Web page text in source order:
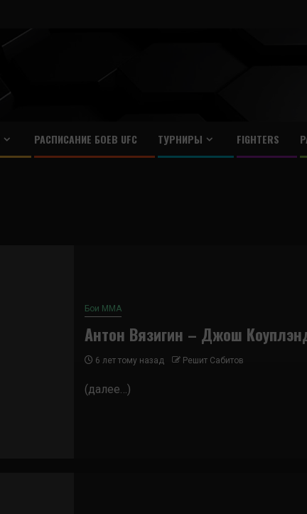
РАСПИСАНИЕ БОЕВ UFC ТУРНИРЫ FIGHTERS
Бои ММА
Антон Вязигин – Джош
6 лет тому назад Решит Сабитов
(далее…)